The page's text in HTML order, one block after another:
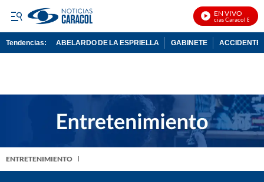
EN VIVO
Noticias Caracol En Vivo
Tendencias: ABELARDO DE LA ESPRIELLA GABINETE ACCIDENTE
ENTRETENIMIENTO